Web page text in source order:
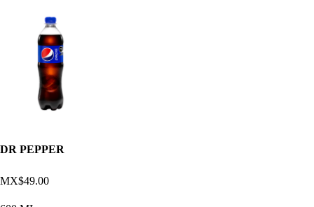
DR PEPPER
MX$49.00